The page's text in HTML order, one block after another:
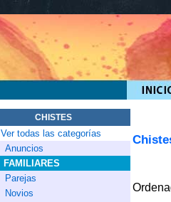
CHISTES
Ver todas las categorías
Anuncios
FAMILIARES
Parejas
Novios